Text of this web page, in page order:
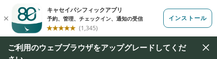
ご利用のウェブブラウザをアップグレードしてくだ